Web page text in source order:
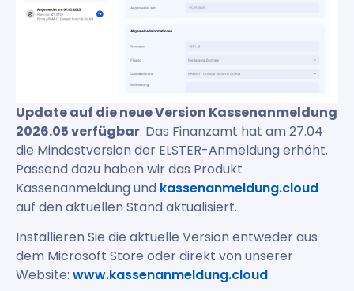
Update auf die neue Version Kassenanmeldung
2026.05 verfügbar. Das Finanzamt hat am 27.04
die Mindestversion der ELSTER-Anmeldung erhöht.
Passend dazu haben wir das Produkt
Kassenanmeldung und kassenanmeldung.cloud
auf den aktuellen Stand aktualisiert.
Installieren Sie die aktuelle Version entweder aus
dem Microsoft Store oder direkt von unserer
Website: www.kassenanmeldung.cloud